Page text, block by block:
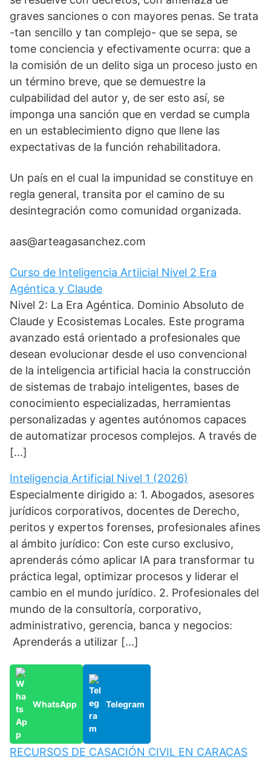
graves sanciones o con mayores penas. Se trata
-tan sencillo y tan complejo- que se sepa, se
tome conciencia y efectivamente ocurra: que a
la comisión de un delito siga un proceso justo en
un término breve, que se demuestre la
culpabilidad del autor y, de ser esto así, se
imponga una sanción que en verdad se cumpla
en un establecimiento digno que llene las
expectativas de la función rehabilitadora.
Un país en el cual la impunidad se constituye en
regla general, transita por el camino de su
desintegración como comunidad organizada.
aas@arteagasanchez.com
Curso de Inteligencia Artiicial Nivel 2 Era
Agéntica y Claude
Nivel 2: La Era Agéntica. Dominio Absoluto de
Claude y Ecosistemas Locales. Este programa
avanzado está orientado a profesionales que
desean evolucionar desde el uso convencional
de la inteligencia artificial hacia la construcción
de sistemas de trabajo inteligentes, bases de
conocimiento especializadas, herramientas
personalizadas y agentes autónomos capaces
de automatizar procesos complejos. A través de
[…]
Inteligencia Artificial Nivel 1 (2026)
Especialmente dirigido a: 1. Abogados, asesores
jurídicos corporativos, docentes de Derecho,
peritos y expertos forenses, profesionales afines
al ámbito jurídico: Con este curso exclusivo,
aprenderás cómo aplicar IA para transformar tu
práctica legal, optimizar procesos y liderar el
cambio en el mundo jurídico. 2. Profesionales del
mundo de la consultoría, corporativo,
administrativo, gerencia, banca y negocios:
Aprenderás a utilizar […]
WhatsApp Telegram
RECURSOS DE CASACIÓN CIVIL EN CARACAS